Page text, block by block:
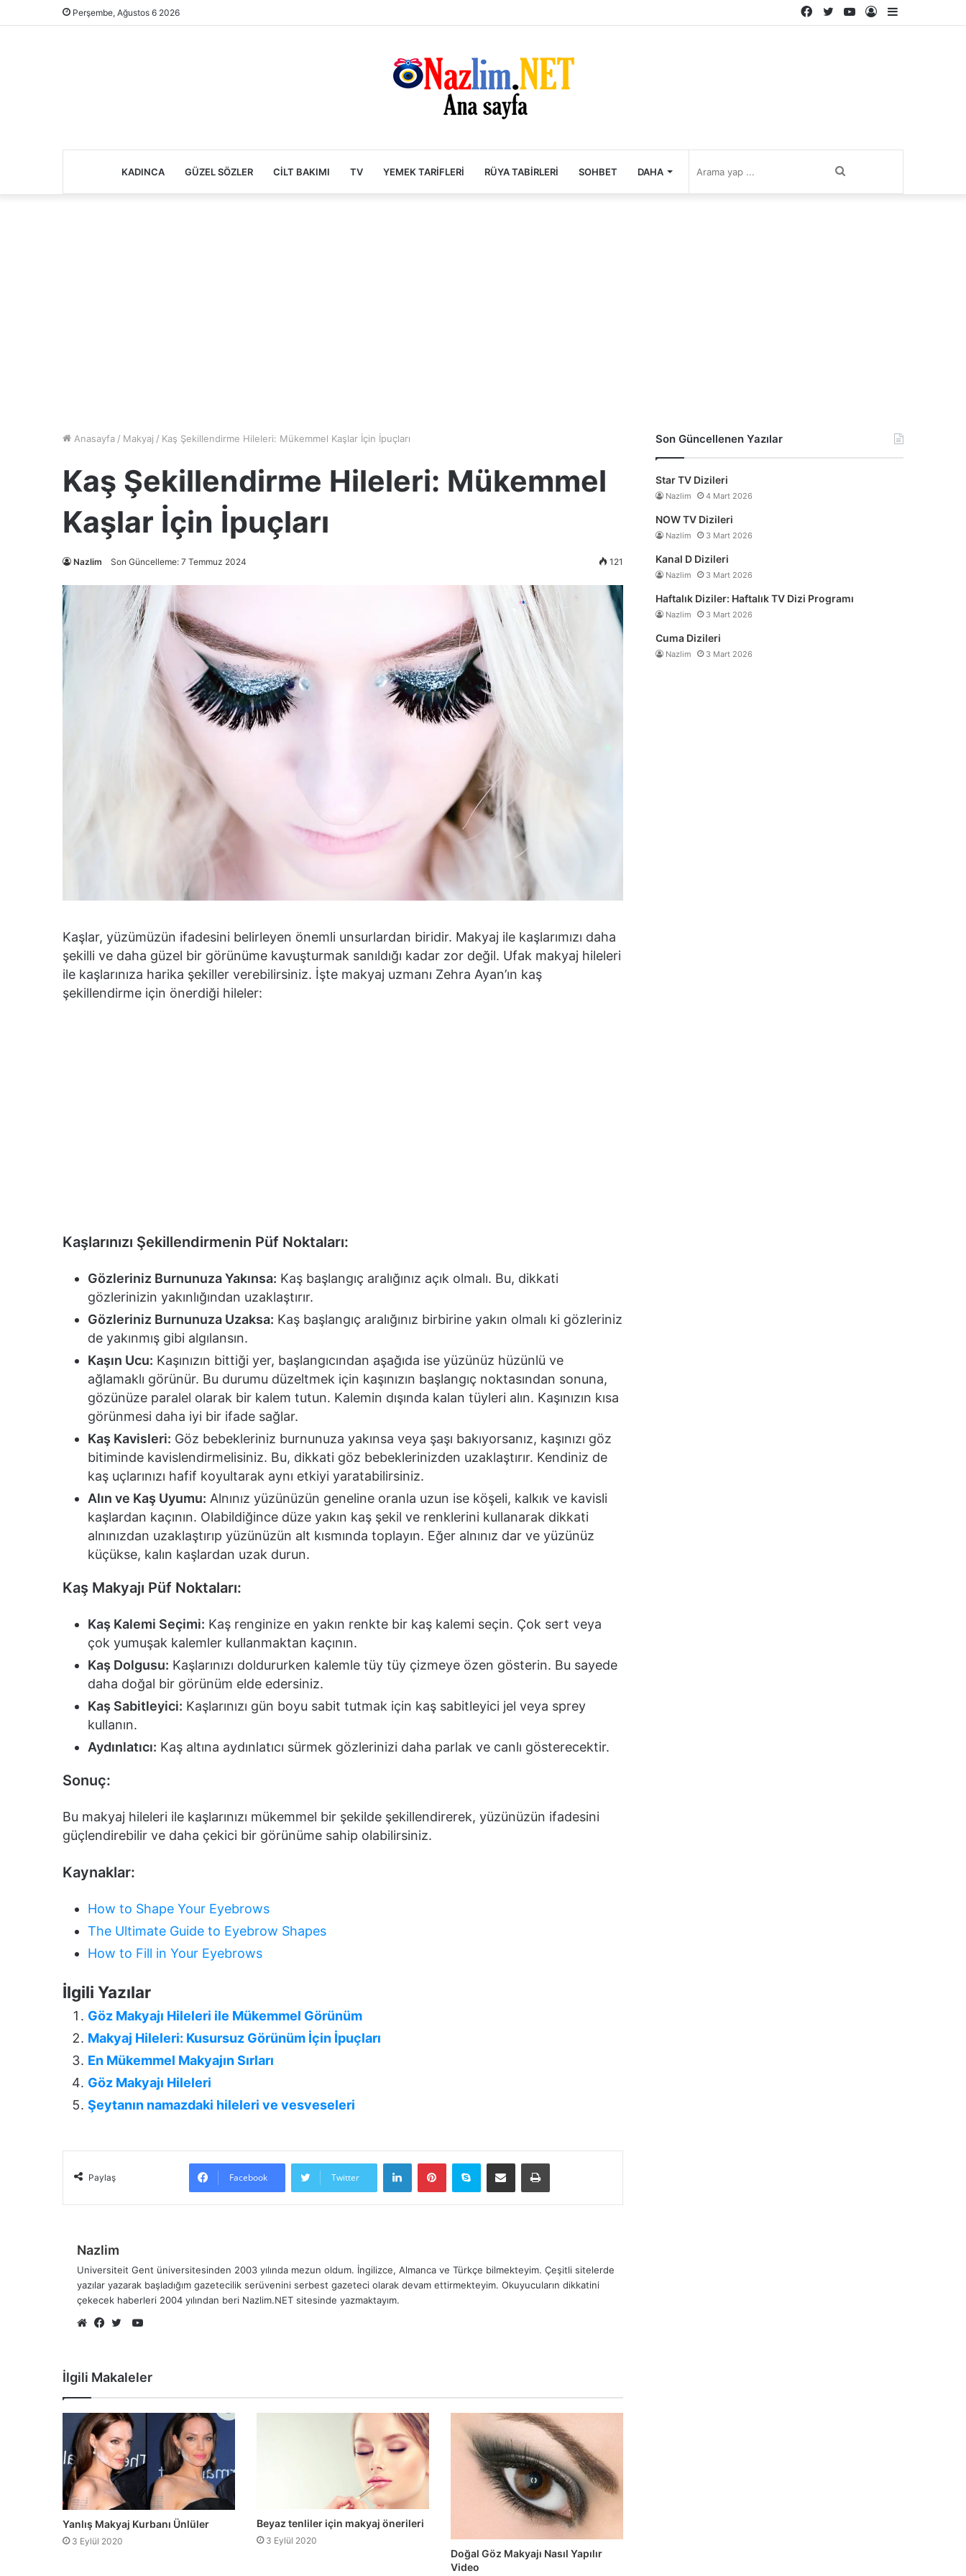
Perşembe, Ağustos 6 2026
Kenar
Kayıt
YouTube
Twitter
Facebook
KADINCA GÜZEL SÖZLER CILT BAKIMI TV YEMEK TARIFLERI RÜYA TABIRLERI SOHBET DAHA
Anasayfa / Makyaj / Kaş Şekillendirme Hileleri: Mükemmel Kaşlar İçin İpuçları
Kaş Şekillendirme Hileleri: Mükemmel
Kaşlar İçin İpuçları
Nazlim Son Güncelleme: 7 Temmuz 2024 121
Kaşlar, yüzümüzün ifadesini belirleyen önemli unsurlardan biridir. Makyaj ile kaşlarımızı daha
şekilli ve daha güzel bir görünüme kavuşturmak sanıldığı kadar zor değil. Ufak makyaj hileleri
ile kaşlarınıza harika şekiller verebilirsiniz. İşte makyaj uzmanı Zehra Ayan’ın kaş
şekillendirme için önerdiği hileler:
Kaşlarınızı Şekillendirmenin Püf Noktaları:
Gözleriniz Burnunuza Yakınsa: Kaş başlangıç aralığınız açık olmalı. Bu, dikkati
gözlerinizin yakınlığından uzaklaştırır.
Gözleriniz Burnunuza Uzaksa: Kaş başlangıç aralığınız birbirine yakın olmalı ki gözleriniz
de yakınmış gibi algılansın.
Kaşın Ucu: Kaşınızın bittiği yer, başlangıcından aşağıda ise yüzünüz hüzünlü ve
ağlamaklı görünür. Bu durumu düzeltmek için kaşınızın başlangıç noktasından sonuna,
gözünüze paralel olarak bir kalem tutun. Kalemin dışında kalan tüyleri alın. Kaşınızın kısa
görünmesi daha iyi bir ifade sağlar.
Kaş Kavisleri: Göz bebekleriniz burnunuza yakınsa veya şaşı bakıyorsanız, kaşınızı göz
bitiminde kavislendirmelisiniz. Bu, dikkati göz bebeklerinizden uzaklaştırır. Kendiniz de
kaş uçlarınızı hafif koyultarak aynı etkiyi yaratabilirsiniz.
Alın ve Kaş Uyumu: Alnınız yüzünüzün geneline oranla uzun ise köşeli, kalkık ve kavisli
kaşlardan kaçının. Olabildiğince düze yakın kaş şekil ve renklerini kullanarak dikkati
alnınızdan uzaklaştırıp yüzünüzün alt kısmında toplayın. Eğer alnınız dar ve yüzünüz
küçükse, kalın kaşlardan uzak durun.
Kaş Makyajı Püf Noktaları:
Kaş Kalemi Seçimi: Kaş renginize en yakın renkte bir kaş kalemi seçin. Çok sert veya
çok yumuşak kalemler kullanmaktan kaçının.
Kaş Dolgusu: Kaşlarınızı doldururken kalemle tüy tüy çizmeye özen gösterin. Bu sayede
daha doğal bir görünüm elde edersiniz.
Kaş Sabitleyici: Kaşlarınızı gün boyu sabit tutmak için kaş sabitleyici jel veya sprey
kullanın.
Aydınlatıcı: Kaş altına aydınlatıcı sürmek gözlerinizi daha parlak ve canlı gösterecektir.
Sonuç:
Bu makyaj hileleri ile kaşlarınızı mükemmel bir şekilde şekillendirerek, yüzünüzün ifadesini
güçlendirebilir ve daha çekici bir görünüme sahip olabilirsiniz.
Kaynaklar:
How to Shape Your Eyebrows
The Ultimate Guide to Eyebrow Shapes
How to Fill in Your Eyebrows
İlgili Yazılar
Göz Makyajı Hileleri ile Mükemmel Görünüm
Makyaj Hileleri: Kusursuz Görünüm İçin İpuçları
En Mükemmel Makyajın Sırları
Göz Makyajı Hileleri
Şeytanın namazdaki hileleri ve vesveseleri
Paylaş Facebook Twitter
LinkedInPinterestSkype E-Posta ile paylaş Yazdır
Nazlim
Universiteit Gent üniversitesinden 2003 yılında mezun oldum. İngilizce, Almanca ve Türkçe bilmekteyim. Çeşitli sitelerde
yazılar yazarak başladığım gazetecilik serüvenini serbest gazeteci olarak devam ettirmekteyim. Okuyucuların dikkatini
çekecek haberleri 2004 yılından beri Nazlim.NET sitesinde yazmaktayım.
YouTube
İlgili Makaleler
Yanlış Makyaj Kurbanı Ünlüler
3 Eylül 2020
Beyaz tenliler için makyaj önerileri
3 Eylül 2020
Doğal Göz Makyajı Nasıl Yapılır
Video
Son Güncellenen Yazılar
Star TV Dizileri
Nazlim 4 Mart 2026
NOW TV Dizileri
Nazlim 3 Mart 2026
Kanal D Dizileri
Nazlim 3 Mart 2026
Haftalık Diziler: Haftalık TV Dizi Programı
Nazlim 3 Mart 2026
Cuma Dizileri
Nazlim 3 Mart 2026